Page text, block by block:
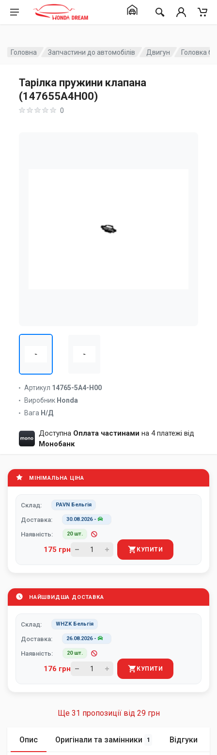
Головна Запчастини до автомобілів Двигун Головка
Тарілка пружини клапана
(147655A4H00)
0
Артикул 14765-5A4-H00
Виробник Honda
Вага Н/Д
Доступна Оплата частинами на 4 платежі від
Монобанк
МІНІМАЛЬНА ЦІНА
Склад: PAVN Бельгія
Доставка: 30.08.2026-
Наявність: 20 шт.
175 грн КУПИТИ
НАЙШВИДША ДОСТАВКА
Склад: WHZK Бельгія
Доставка: 26.08.2026-
Наявність: 20 шт.
176 грн КУПИТИ
Ще 31 пропозиції від 29 грн
Опис Оригінали та замінники 1 Відгуки